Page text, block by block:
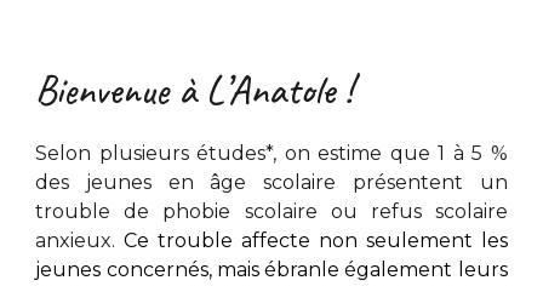
Bienvenue à L’Anatole !
Selon plusieurs études*, on estime que 1 à 5 %
des jeunes en âge scolaire présentent un
trouble de phobie scolaire ou refus scolaire
anxieux.Ce trouble affecte non seulement les
jeunes concernés, mais ébranle également leurs